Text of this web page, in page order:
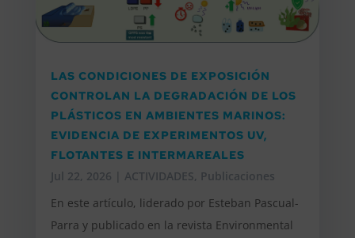
LAS CONDICIONES DE EXPOSICIÓN
CONTROLAN LA DEGRADACIÓN DE LOS
PLÁSTICOS EN AMBIENTES MARINOS:
EVIDENCIA DE EXPERIMENTOS UV,
FLOTANTES E INTERMAREALES
Jul 22, 2026 ACTIVIDADES, Publicaciones
En este artículo, liderado por Esteban Pascual-
Parra y publicado en la revista Environmental